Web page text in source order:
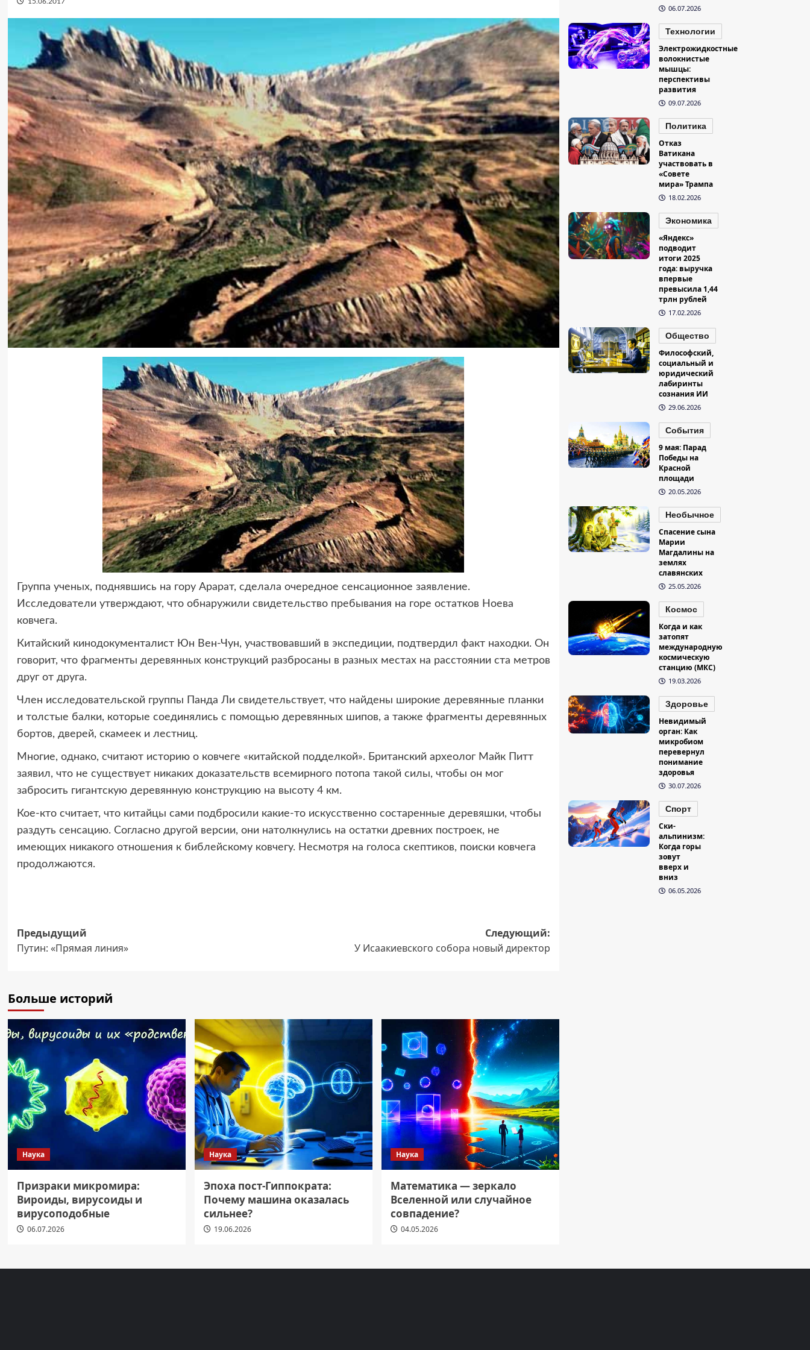
15.06.2017
Группа ученых, поднявшись на гору Арарат, сделала очередное сенсационное заявление.
Исследователи утверждают, что обнаружили свидетельство пребывания на горе остатков Ноева
ковчега.
Китайский кинодокументалист Юн Вен-Чун, участвовавший в экспедиции, подтвердил факт находки. Он
говорит, что фрагменты деревянных конструкций разбросаны в разных местах на расстоянии ста метров
друг от друга.
Член исследовательской группы Панда Ли свидетельствует, что найдены широкие деревянные планки
и толстые балки, которые соединялись с помощью деревянных шипов, а также фрагменты деревянных
бортов, дверей, скамеек и лестниц.
Многие, однако, считают историю о ковчеге «китайской подделкой». Британский археолог Майк Питт
заявил, что не существует никаких доказательств всемирного потопа такой силы, чтобы он мог
забросить гигантскую деревянную конструкцию на высоту 4 км.
Кое-кто считает, что китайцы сами подбросили какие-то искусственно состаренные деревяшки, чтобы
раздуть сенсацию. Согласно другой версии, они натолкнулись на остатки древних построек, не
имеющих никакого отношения к библейскому ковчегу. Несмотря на голоса скептиков, поиски ковчега
продолжаются.
Навигация
записи
Предыдущий
Путин: «Прямая линия»
Следующий:
У Исаакиевского собора новый директор
Больше историй
Наука
Призраки микромира:
Вироиды, вирусоиды и
вирусоподобные
06.07.2026
Наука
Эпоха пост-Гиппократа:
Почему машина оказалась
сильнее?
19.06.2026
Наука
Математика — зеркало
Вселенной или случайное
совпадение?
04.05.2026
06.07.2026
Технологии
Электрожидкостные
волокнистые
мышцы:
перспективы
развития
09.07.2026
Политика
Отказ
Ватикана
участвовать в
«Совете
мира» Трампа
18.02.2026
Экономика
«Яндекс»
подводит
итоги 2025
года: выручка
впервые
превысила 1,44
трлн рублей
17.02.2026
Общество
Философский,
социальный и
юридический
лабиринты
сознания ИИ
29.06.2026
События
9 мая: Парад
Победы на
Красной
площади
20.05.2026
Необычное
Спасение сына
Марии
Магдалины на
землях
славянских
25.05.2026
Космос
Когда и как
затопят
международную
космическую
станцию (МКС)
19.03.2026
Здоровье
Невидимый
орган: Как
микробиом
перевернул
понимание
здоровья
30.07.2026
Спорт
Ски-
альпинизм:
Когда горы
зовут
вверх и
вниз
06.05.2026